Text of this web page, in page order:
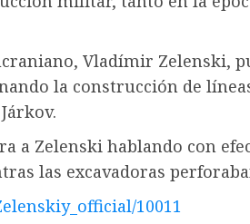
Vladímir Zelenski,
la construcción de
a Zelenski hablando con
las excavadoras
10011